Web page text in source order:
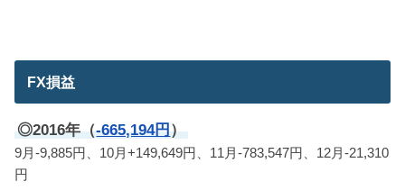
FX損益
◎2016年（-665,194円）
9月-9,885円、10月+149,649円、11月-783,547円、12月-21,310
円